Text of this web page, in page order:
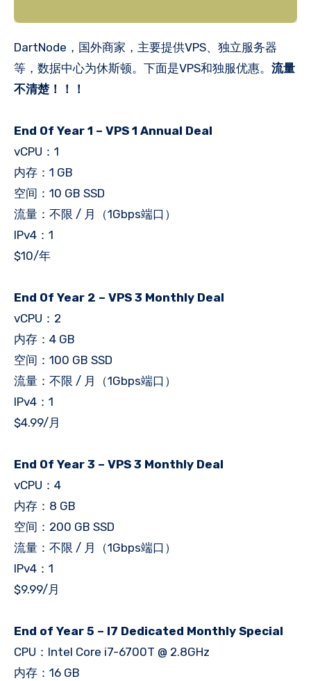
DartNode，国外商家，主要提供VPS、独立服务器
等，数据中心为休斯顿。下面是VPS和独服优惠。 流量
不清楚！！！
End Of Year 1 – VPS 1 Annual Deal
vCPU：1
内存：1 GB
空间：10 GB SSD
流量：不限 / 月（1Gbps端口）
IPv4：1
$10/年
End Of Year 2 – VPS 3 Monthly Deal
vCPU：2
内存：4 GB
空间：100 GB SSD
流量：不限 / 月（1Gbps端口）
IPv4：1
$4.99/月
End Of Year 3 – VPS 3 Monthly Deal
vCPU：4
内存：8 GB
空间：200 GB SSD
流量：不限 / 月（1Gbps端口）
IPv4：1
$9.99/月
End of Year 5 – I7 Dedicated Monthly Special
CPU：Intel Core i7-6700T @ 2.8GHz
内存：16 GB